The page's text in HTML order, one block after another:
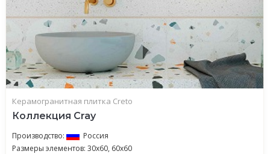
Керамогранитная плитка Creto
Коллекция Cray
Производство:
Россия
Размеры элементов: 30x60, 60x60